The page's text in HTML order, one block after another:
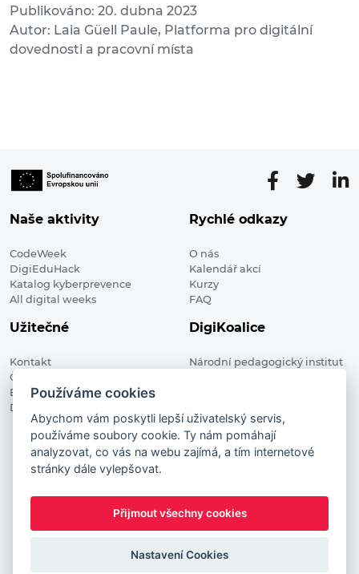
Publikováno: 20. dubna 2023
Autor: Laia Güell Paule, Platforma pro digitální
dovednosti a pracovní místa
Naše aktivity
CodeWeek
DigiEduHack
Katalog kyberprevence
All digital weeks
Rychlé odkazy
O nás
Kalendář akcí
Kurzy
FAQ
Užitečné
Kontakt
Členské organizace
Blog
Digitalizace ve vzdělávání
DigiKoalice
Národní pedagogický institut
DigiKoalice 2021. All rights reserved
Vstup do administrace
This project has received funding from the European
Commission Innovation and Networks Executive Agency (now
Commission and the European Commission is not responsible
Používáme cookies
Abychom vám poskytli lepší uživatelský servis,
používáme soubory cookie. Ty nám pomáhají
analyzovat, co vás na webu zajímá, a tím internetové
stránky dále vylepšovat.
Přijmout všechny cookies
Nastavení Cookies